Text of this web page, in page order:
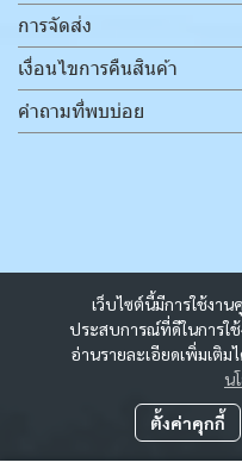
เว็บไซต์นี้มีการใช้งา
ประสบการณ์ที่ดีในการใ
อ่านรายละเอียดเพิ่มเติม
น
ตั้งค่าคุกกี้
การจัดส่ง
เงื่อนไขการคืนสินค้า
คำถามที่พบบ่อย